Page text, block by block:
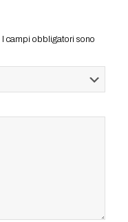
I campi obbligatori sono